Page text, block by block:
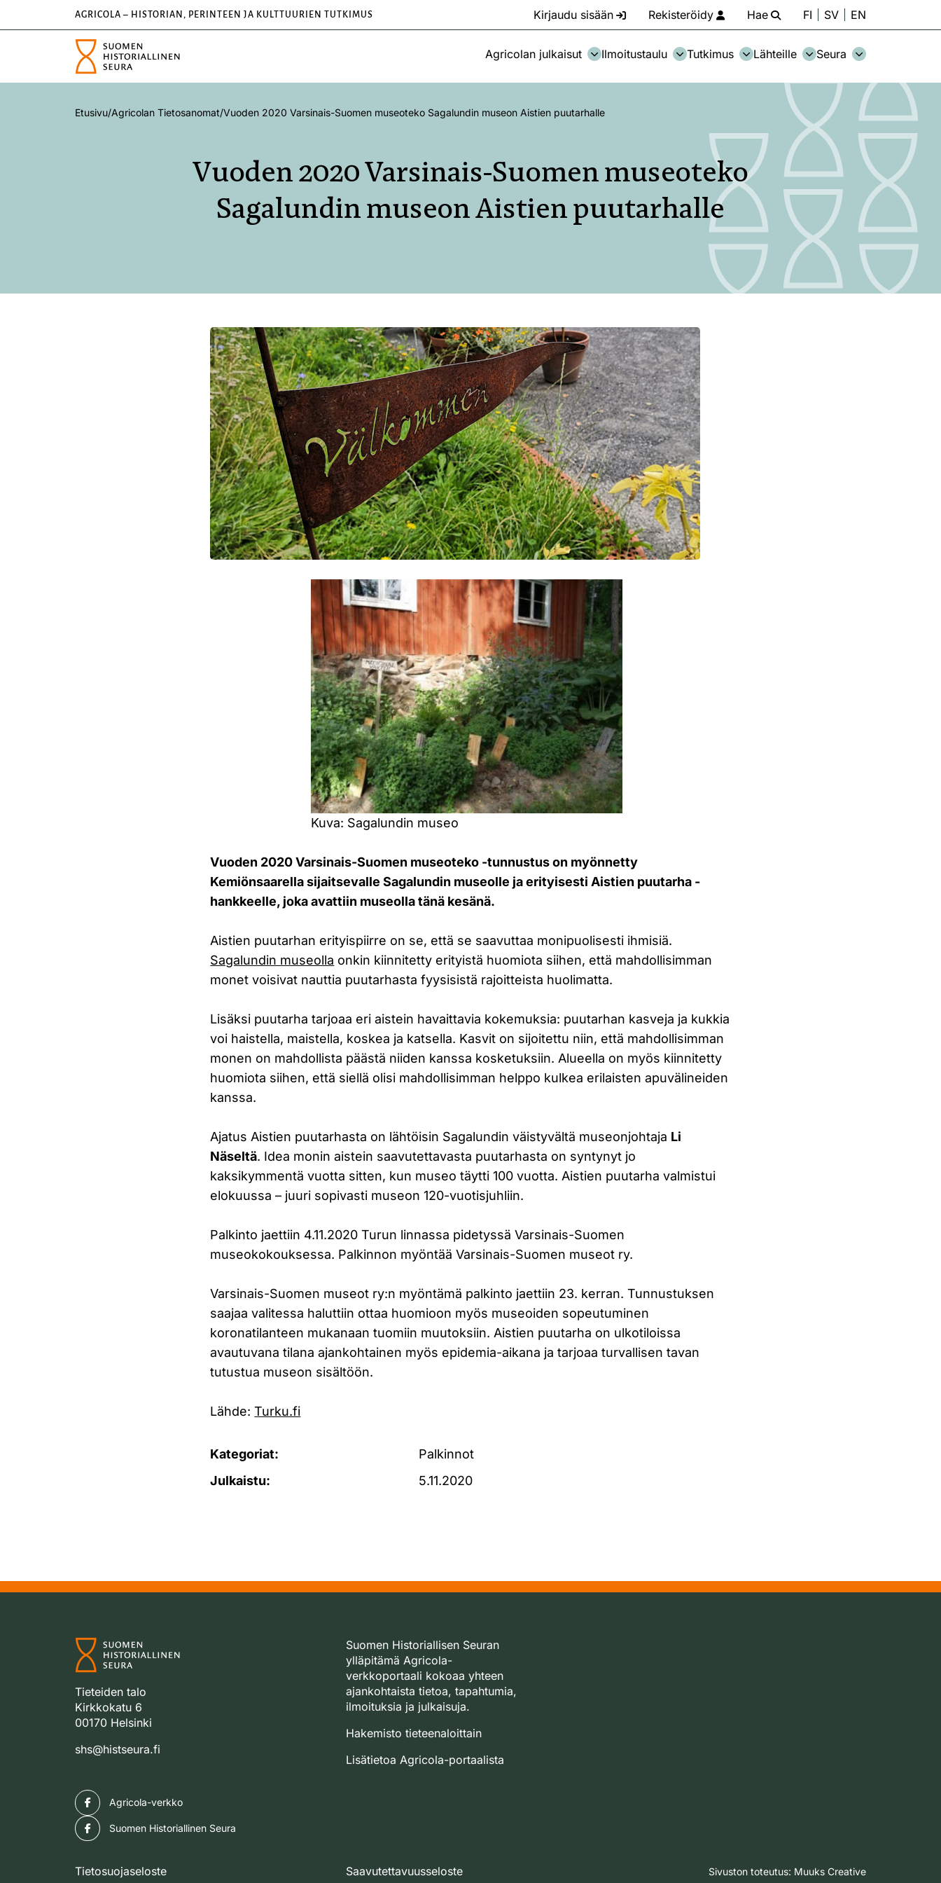
AGRICOLA – HISTORIAN, PERINTEEN JA KULTTUURIEN TUTKIMUS Kirjaudu sisään Rekisteröidy Hae FI SV EN
Agricolan julkaisut Ilmoitustaulu Tutkimus Lähteille Seura
Etusivu/Agricolan Tietosanomat/Vuoden 2020 Varsinais-Suomen museoteko Sagalundin museon Aistien puutarhalle
Vuoden 2020 Varsinais-Suomen museoteko
Sagalundin museon Aistien puutarhalle
Kuva: Sagalundin museo
Vuoden 2020 Varsinais-Suomen museoteko -tunnustus on myönnetty
Kemiönsaarella sijaitsevalle Sagalundin museolle ja erityisesti Aistien puutarha -
hankkeelle, joka avattiin museolla tänä kesänä.
Aistien puutarhan erityispiirre on se, että se saavuttaa monipuolisesti ihmisiä.
Sagalundin museolla onkin kiinnitetty erityistä huomiota siihen, että mahdollisimman
monet voisivat nauttia puutarhasta fyysisistä rajoitteista huolimatta.
Lisäksi puutarha tarjoaa eri aistein havaittavia kokemuksia: puutarhan kasveja ja kukkia
voi haistella, maistella, koskea ja katsella. Kasvit on sijoitettu niin, että mahdollisimman
monen on mahdollista päästä niiden kanssa kosketuksiin. Alueella on myös kiinnitetty
huomiota siihen, että siellä olisi mahdollisimman helppo kulkea erilaisten apuvälineiden
kanssa.
Ajatus Aistien puutarhasta on lähtöisin Sagalundin väistyvältä museonjohtaja Li
Näseltä. Idea monin aistein saavutettavasta puutarhasta on syntynyt jo
kaksikymmentä vuotta sitten, kun museo täytti 100 vuotta. Aistien puutarha valmistui
elokuussa – juuri sopivasti museon 120-vuotisjuhliin.
Palkinto jaettiin 4.11.2020 Turun linnassa pidetyssä Varsinais-Suomen
museokokouksessa. Palkinnon myöntää Varsinais-Suomen museot ry.
Varsinais-Suomen museot ry:n myöntämä palkinto jaettiin 23. kerran. Tunnustuksen
saajaa valitessa haluttiin ottaa huomioon myös museoiden sopeutuminen
koronatilanteen mukanaan tuomiin muutoksiin. Aistien puutarha on ulkotiloissa
avautuvana tilana ajankohtainen myös epidemia-aikana ja tarjoaa turvallisen tavan
tutustua museon sisältöön.
Lähde:Turku.fi
Kategoriat:
Palkinnot
Julkaistu:
5.11.2020
Tieteiden talo
Kirkkokatu 6
00170 Helsinki
shs@histseura.fi
Suomen Historiallisen Seuran
ylläpitämä Agricola-
verkkoportaali kokoaa yhteen
ajankohtaista tietoa, tapahtumia,
ilmoituksia ja julkaisuja.
Hakemisto tieteenaloittain
Lisätietoa Agricola-portaalista
Agricola-verkko
Suomen Historiallinen Seura
Tietosuojaseloste Saavutettavuusseloste Sivuston toteutus: Muuks Creative